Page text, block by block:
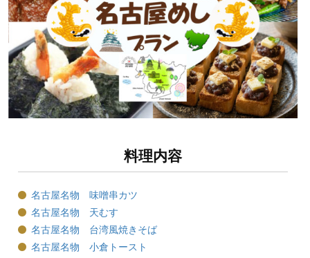
料理内容
名古屋名物 味噌串カツ
名古屋名物 天むす
名古屋名物 台湾風焼きそば
名古屋名物 小倉トースト